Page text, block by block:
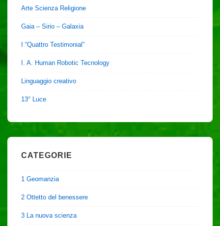
Arte Scienza Religione
Gaia – Sirio – Galaxia
I “Quattro Testimonial”
I. A. Human Robotic Tecnology
Linguaggio creativo
13° Luce
CATEGORIE
1 Geomanzia
2 Ottetto del benessere
3 La nuova scienza